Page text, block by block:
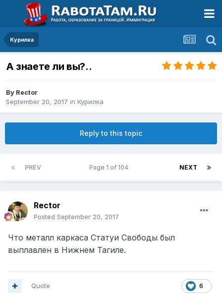
Курилка
А знаете ли вы?..
By Rector
September 20, 2017 in Курилка
Reply to this topic
PREV NEXT
Page 1 of 104
Rector
Posted September 20, 2017
Что металл каркаса Статуи Свободы был
выплавлен в Нижнем Тагиле.
6
Quote